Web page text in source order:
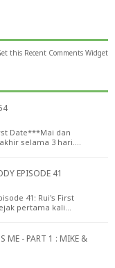
this Recent Comments Widget
Date***Mai dan
selama 3 hari.…
EPISODE 41
41: Rui's First
pertama kali…
ME - PART 1 : MIKE &